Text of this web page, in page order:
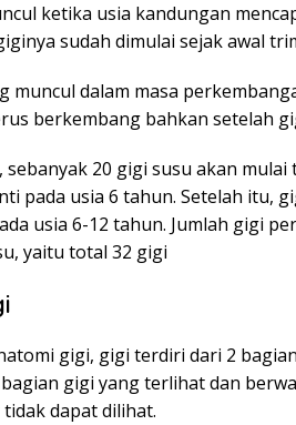
ketika usia kandungan
sudah dimulai sejak awal
muncul dalam masa
berkembang bahkan setelah
sebanyak 20 gigi susu akan
pada usia 6 tahun. Setelah itu,
usia 6-12 tahun. Jumlah gigi
yaitu total 32 gigi
gigi, gigi terdiri dari 2
gigi yang terlihat dan
dapat dilihat.